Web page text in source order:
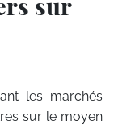
les marchés
sur le moyen